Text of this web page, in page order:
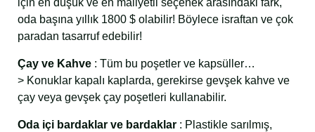
için en düşük ve en maliyetli seçenek arasındaki fark,
oda başına yıllık 1800 $ olabilir! Böylece israftan ve çok
paradan tasarruf edebilir!
Çay ve Kahve : Tüm bu poşetler ve kapsüller…
> Konuklar kapalı kaplarda, gerekirse gevşek kahve ve
çay veya gevşek çay poşetleri kullanabilir.
Oda içi bardaklar ve bardaklar : Plastikle sarılmış,